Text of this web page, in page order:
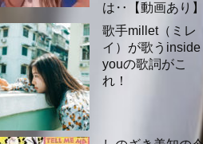
は‥【動画あり】
歌手millet（ミレ
イ）が歌うinside
youの歌詞がこ
れ！